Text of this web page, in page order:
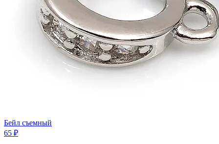
Бейл съемный
65 ₽